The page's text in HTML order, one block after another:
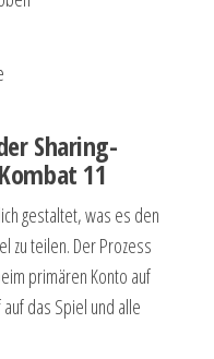
Sharing-
11
gestaltet, was es den
zu teilen. Der Prozess
primären Konto auf
das Spiel und alle